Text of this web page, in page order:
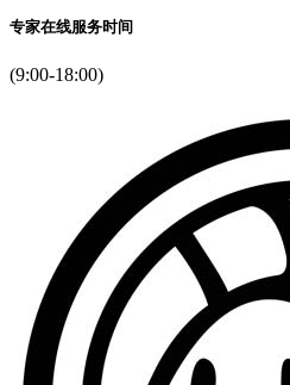
专家在线服务时间
(9:00-18:00)